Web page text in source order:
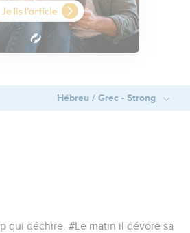
Hébreu / Grec - Strong
qui déchire. #Le matin il dévore sa